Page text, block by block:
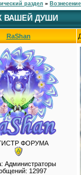
раздел » Вознесение
ВАШЕЙ ДУШИ
RaShan
ФОРУМА
Администраторы
12997